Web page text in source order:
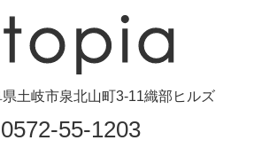
土岐市泉北山町3-11織部ヒルズ
55-1203